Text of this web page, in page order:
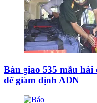
Bàn giao 535 mẫu hài
để giám định ADN